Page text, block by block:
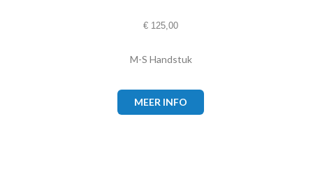
€ 125,00
M-S Handstuk
MEER INFO